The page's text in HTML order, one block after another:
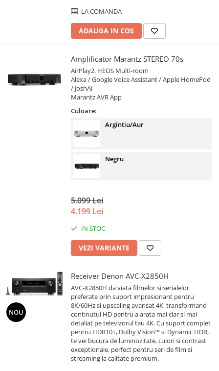
LA COMANDA
ADAUGA IN COS
Amplificator Marantz STEREO 70s
AirPlay2, HEOS Multi-room
Alexa / Google Voice Assistant / Apple HomePod
/ JoshAi
Marantz AVR App
Culoare:
Argintiu/Auriu
Negru
5.099 Lei
4.199 Lei
IN STOC
VEZI VARIANTE
NOU
Receiver Denon AVC-X2850H
AVC-X2850H da viata filmelor si serialelor
preferate prin suport impresionant pentru
8K/60Hz si upscaling avansat 4K, transformand
continutul HD pentru a arata mai clar si mai
detaliat pe televizorul tau 4K. Cu suport complet
pentru HDR10+, Dolby Vision™ si Dynamic HDR,
te vei bucura de luminozitate, culori si contrast
exceptionale, perfect pentru seri de film si
streaming la calitate premium.